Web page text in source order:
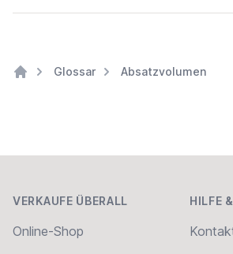
Glossar Absatzvolumen
VERKAUFE ÜBERALL
Online-Shop
HILFE